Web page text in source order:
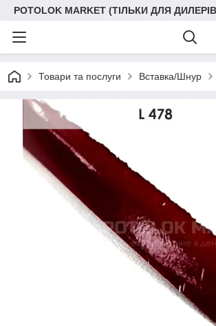
POTOLOK MARKET (ТІЛЬКИ ДЛЯ
Товари та послуги Вставка/Шнур